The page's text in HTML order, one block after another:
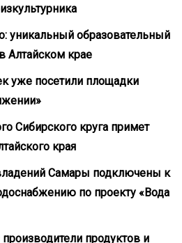
уникальный образовательный
Алтайском крае
уже посетили площадки
Сибирского круга примет
края
Самары подключены к
по проекту «Вода
продуктов и